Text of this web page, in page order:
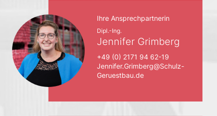
Ihre Ansprechpartnerin
Dipl.-Ing.
Jennifer Grimberg
+49 (0) 2171 94 62-19
Jennifer.Grimberg@Schulz-
Geruestbau.de